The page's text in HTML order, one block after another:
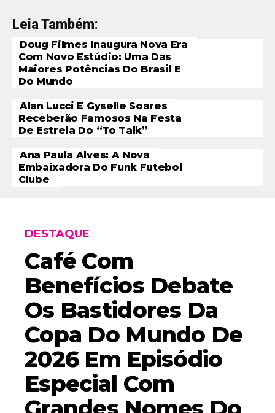
Leia Também:
Doug Filmes Inaugura Nova Era
Com Novo Estúdio: Uma Das
Maiores Potências Do Brasil E
Do Mundo
Alan Lucci E Gyselle Soares
Receberão Famosos Na Festa
De Estreia Do “To Talk”
Ana Paula Alves: A Nova
Embaixadora Do Funk Futebol
Clube
DESTAQUE
Café Com
Benefícios Debate
Os Bastidores Da
Copa Do Mundo De
2026 Em Episódio
Especial Com